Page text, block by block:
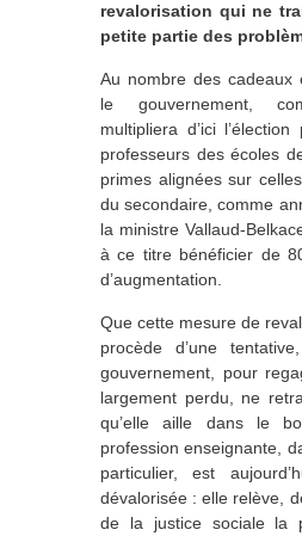
revalorisation qui ne
petite partie des
Au nombre des cadeaux
le gouvernement,
multipliera d’ici
professeurs des écoles
primes alignées sur
du secondaire, comme
la ministre Vallaud-
à ce titre bénéficier de
d’augmentation.
Que cette mesure de
procède d’une
gouvernement, pour
largement perdu, ne
qu’elle aille dans le
profession enseignante,
particulier, est
dévalorisée : elle relève,
de la justice sociale la